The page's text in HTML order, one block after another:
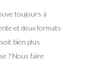
toujours à
et deux formats
bien plus
? Nous faire